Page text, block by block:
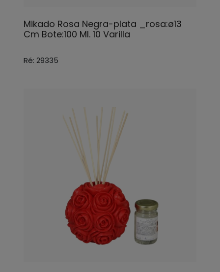
Mikado Rosa Negra-plata _rosa:ø13
Cm Bote:100 Ml. 10 Varilla
Ré: 29335